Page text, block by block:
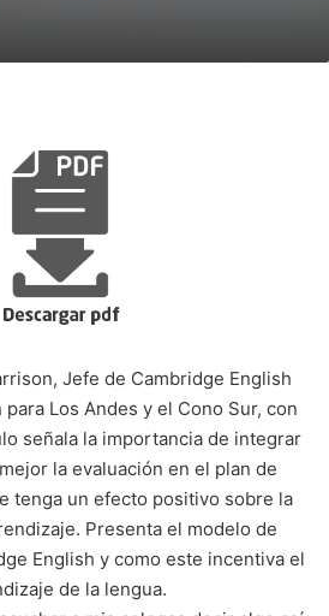
Jefe de Cambridge English
para Los Andes y el Cono Sur, con
señala la importancia de integrar
la evaluación en el plan de
tenga un efecto positivo sobre la
Presenta el modelo de
English y como este incentiva el
de la lengua.